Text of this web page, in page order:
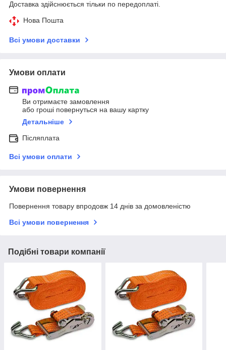
Доставка здійснюється тільки по передоплаті.
Нова Пошта
Всі умови доставки
Умови оплати
Ви отримаєте замовлення
або гроші повернуться на вашу картку
Детальніше
Післяплата
Всі умови оплати
Умови повернення
Повернення товару впродовж 14 днів за домовленістю
Всі умови повернення
Подібні товари компанії